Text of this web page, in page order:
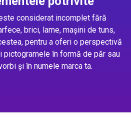
considerat incomplet fără
brici, lame, mașini de tuns,
pentru a oferi o perspectivă
în formă de păr sau
și în numele marca ta.